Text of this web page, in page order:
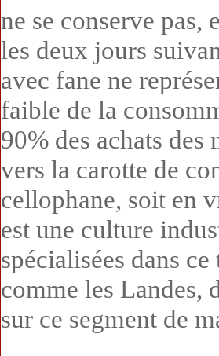
ne se conserve pas,
les deux jours
avec fane ne
faible de la
90% des achats des
vers la carotte de
cellophane, soit en
est une culture
spécialisées dans
comme les Landes,
sur ce segment de